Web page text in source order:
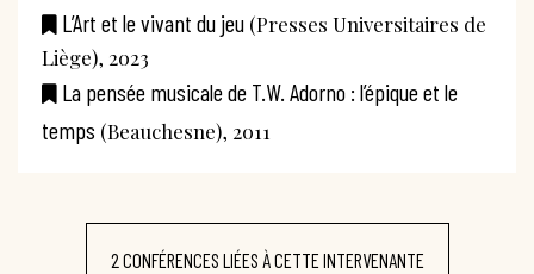
L’Art et le vivant du jeu (Presses Universitaires de
Liège), 2023
La pensée musicale de T.W. Adorno : l’épique et le
temps (Beauchesne), 2011
2 CONFÉRENCES LIÉES À CETTE INTERVENANTE